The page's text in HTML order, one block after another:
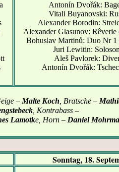
Antonín Dvořák:
Vitali Buyanovski:
Alexander Borodin:
Alexander Glasunov:
Bohuslav Martinů: Duo Nr
Juri Lewitin:
Aleš Pavlorek:
Antonín Dvořák:
– Malte Koch , Bratsche –
, Kontrabass –
Lamotke, Horn – Daniel
Sonntag, 18.